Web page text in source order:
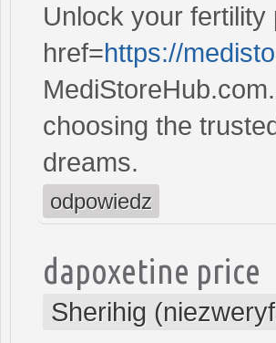
Unlock your fertility
href=https://
choosing the
dreams.
odpowiedz
dapoxetine price
Sherihig